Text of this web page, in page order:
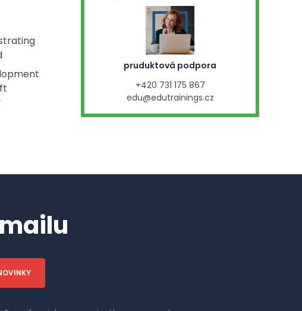
pruduktová podpora
+420 731 175 867
edu@edutrainings.cz